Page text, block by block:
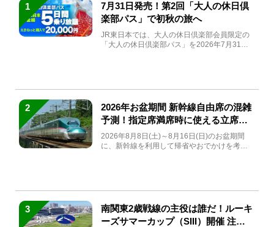
1
7月31日発売！第2回「大人の休日倶
楽部パス」で初秋の旅へ
JR東日本では、大人の休日倶楽部会員限定の
「大人の休日倶楽部パス」を2026年7月31日
2
2026年お盆期間 新幹線自由席の混雑
予測！指定席満席時に使える立席特
急券も解説
2026年8月8日(土)～8月16日(日)のお盆期間
に、新幹線を利用して帰省やおでかけを考え
3
南関東2歳戦線の主役は誰だ！ルーキ
ーズサマーカップ（SIII）開催 注目